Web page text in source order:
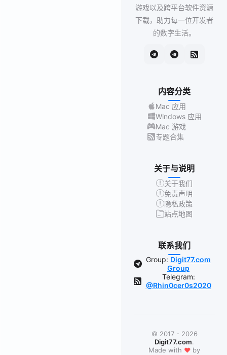
游戏以及跨平台软件资源
下载，助力每一位开发者
的数字生活。
内容分类
Mac 应用
Windows 应用
Mac 游戏
专题合集
关于与说明
关于我们
免责声明
隐私政策
站点地图
联系我们
Group: Digit77.com
Group
Telegram:
@Rhin0cer0s2020
© 2017 - 2026
Digit77.com.
Made with ❤ by